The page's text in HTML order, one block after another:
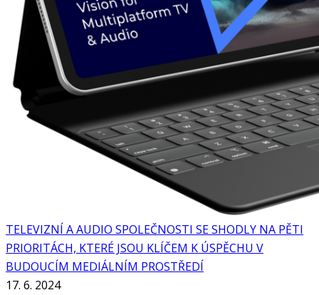
TELEVIZNÍ A AUDIO SPOLEČNOSTI SE SHODLY NA PĚTI
PRIORITÁCH, KTERÉ JSOU KLÍČEM K ÚSPĚCHU V
BUDOUCÍM MEDIÁLNÍM PROSTŘEDÍ
17. 6. 2024